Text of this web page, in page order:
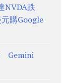
NVDA跌
購Google
Gemini